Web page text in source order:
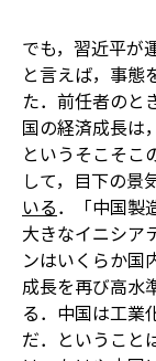
でも，習近平が
と言えば，事態
た．前任者のと
国の経済成長は
というそこそこ
して，目下の景
いる．「中国製
大きなイニシア
ンはいくらか国
成長を再び高水
る．中国は工業
だ．ということ